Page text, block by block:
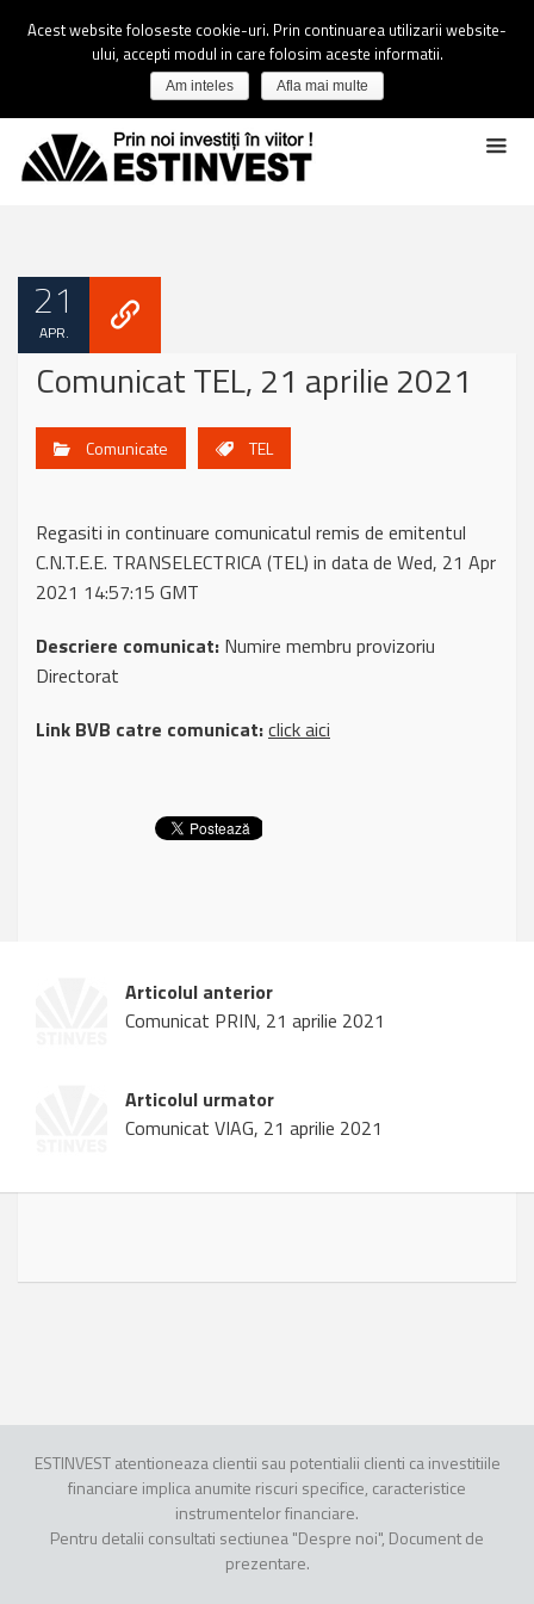
21
APR.
Comunicat TEL, 21 aprilie 2021
Comunicate TEL
Regasiti in continuare comunicatul remis de emitentul
C.N.T.E.E. TRANSELECTRICA (TEL) in data de Wed, 21 Apr
2021 14:57:15 GMT
Descriere comunicat: Numire membru provizoriu
Directorat
Link BVB catre comunicat:click aici
Articolul anterior
Comunicat PRIN, 21 aprilie 2021
Articolul urmator
Comunicat VIAG, 21 aprilie 2021
ESTINVEST atentioneaza clientii sau potentialii clienti ca investitiile
financiare implica anumite riscuri specifice, caracteristice
instrumentelor financiare.
Pentru detalii consultati sectiunea "Despre noi", Document de
prezentare.
Acest website foloseste cookie-uri. Prin continuarea utilizarii website-
ului, accepti modul in care folosim aceste informatii.
Am inteles Afla mai multe